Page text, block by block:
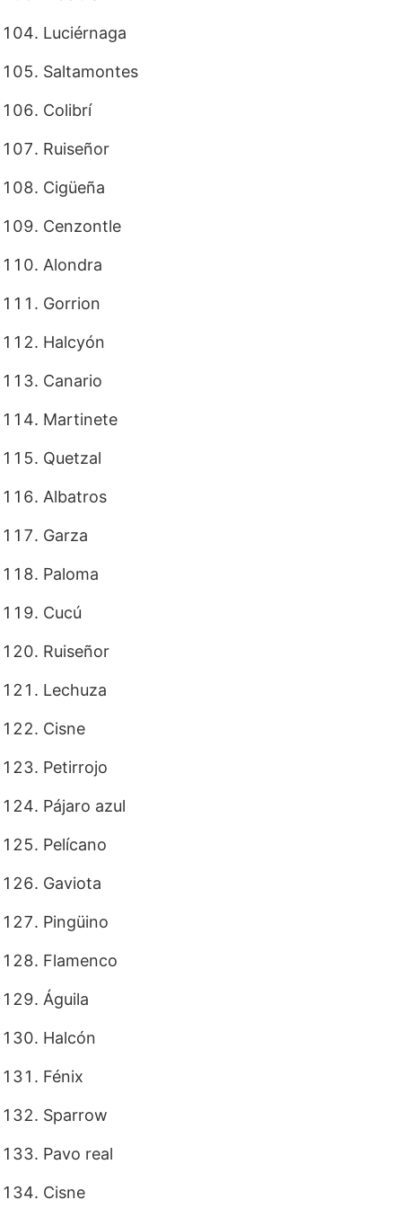
Luciérnaga
Saltamontes
Colibrí
Ruiseñor
Cigüeña
Cenzontle
Alondra
Gorrion
Halcyón
Canario
Martinete
Quetzal
Albatros
Garza
Paloma
Cucú
Ruiseñor
Lechuza
Cisne
Petirrojo
Pájaro azul
Pelícano
Gaviota
Pingüino
Flamenco
Águila
Halcón
Fénix
Sparrow
Pavo real
Cisne